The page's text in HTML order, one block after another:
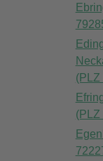
(PLZ
(PLZ